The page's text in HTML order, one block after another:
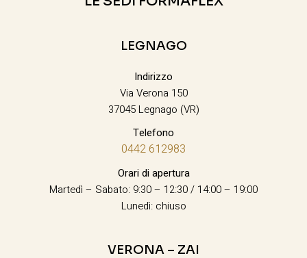
LEGNAGO
Indirizzo
Via Verona 150
37045 Legnago (VR)
Telefono
0442 612983
Orari di apertura
Martedì – Sabato: 9:30 – 12:30 / 14:00 – 19:00
Lunedì: chiuso
VERONA – ZAI